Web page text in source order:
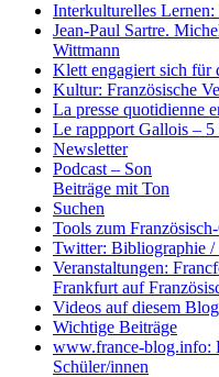
Interkulturelles
Jean-Paul Sartre.
Wittmann
Klett engagiert sich für
Kultur: Französische
La presse quotidienne
Le rappport Gallois – 5
Newsletter
Podcast – Son
Beiträge mit Ton
Suchen
Tools zum
Twitter: Bibliographie /
Veranstaltungen:
Frankfurt auf
Videos auf diesem Blog
Wichtige Beiträge
www.france-blog.info:
Schüler/innen